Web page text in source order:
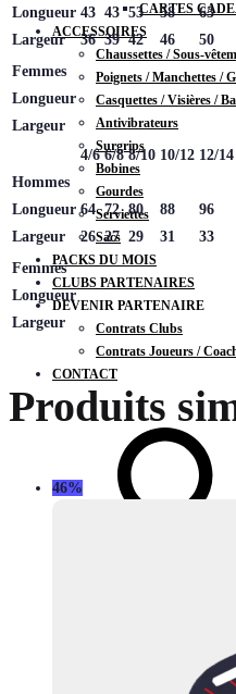
CARTES
ACCESSOIRES
Chaussettes / Sous-
Poignets / Manchettes /
Casquettes / Visières /
Antivibrateurs
Surgrips
Bobines
Gourdes
Serviettes
Sacs
PACKS DU MOIS
CLUBS PARTENAIRES
DEVENIR PARTENAIRE
Contrats Clubs
Contrats Joueurs /
CONTACT
Longueur 43 43 53 58 63
Largeur
36 39 42 46 50
Femmes
Longueur
Largeur
4/6 6/8 8/10 10/12 12/14
Hommes
Longueur 64 72 80 88 96
Largeur
26 27 29 31 33
Femmes
Longueur
Largeur
Produits
46%